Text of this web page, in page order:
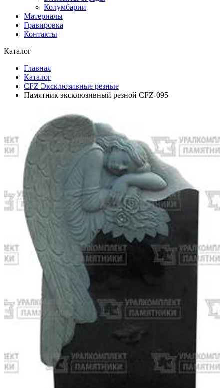
Колумбарии
Материалы
Гравировка
Контакты
Каталог
Главная
Каталог
CFZ Эксклюзивные резные
Памятник эксклюзивный резной CFZ-095